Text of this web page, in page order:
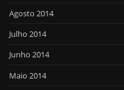
Agosto 2014
Julho 2014
Junho 2014
Maio 2014